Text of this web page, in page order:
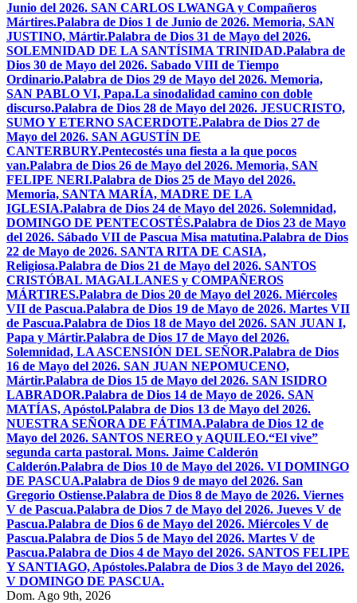
Junio del 2026. SAN CARLOS LWANGA y Compañeros
Mártires.Palabra de Dios 1 de Junio de 2026. Memoria, SAN
JUSTINO, Mártir.Palabra de Dios 31 de Mayo del 2026.
SOLEMNIDAD DE LA SANTÍSIMA TRINIDAD.Palabra de
Dios 30 de Mayo del 2026. Sabado VIII de Tiempo
Ordinario.Palabra de Dios 29 de Mayo del 2026. Memoria,
SAN PABLO VI, Papa.La sinodalidad camino con doble
discurso.Palabra de Dios 28 de Mayo del 2026. JESUCRISTO,
SUMO Y ETERNO SACERDOTE.Palabra de Dios 27 de
Mayo del 2026. SAN AGUSTÍN DE
CANTERBURY.Pentecostés una fiesta a la que pocos
van.Palabra de Dios 26 de Mayo del 2026. Memoria, SAN
FELIPE NERI.Palabra de Dios 25 de Mayo del 2026.
Memoria, SANTA MARÍA, MADRE DE LA
IGLESIA.Palabra de Dios 24 de Mayo del 2026. Solemnidad,
DOMINGO DE PENTECOSTÉS.Palabra de Dios 23 de Mayo
del 2026. Sábado VII de Pascua Misa matutina.Palabra de Dios
22 de Mayo de 2026. SANTA RITA DE CASIA,
Religiosa.Palabra de Dios 21 de Mayo del 2026. SANTOS
CRISTÓBAL MAGALLANES y COMPAÑEROS
MÁRTIRES.Palabra de Dios 20 de Mayo del 2026. Miércoles
VII de Pascua.Palabra de Dios 19 de Mayo de 2026. Martes VII
de Pascua.Palabra de Dios 18 de Mayo del 2026. SAN JUAN I,
Papa y Mártir.Palabra de Dios 17 de Mayo del 2026.
Solemnidad, LA ASCENSIÓN DEL SEÑOR.Palabra de Dios
16 de Mayo del 2026. SAN JUAN NEPOMUCENO,
Mártir.Palabra de Dios 15 de Mayo del 2026. SAN ISIDRO
LABRADOR.Palabra de Dios 14 de Mayo de 2026. SAN
MATÍAS, Apóstol.Palabra de Dios 13 de Mayo del 2026.
NUESTRA SEÑORA DE FÁTIMA.Palabra de Dios 12 de
Mayo del 2026. SANTOS NEREO y AQUILEO.“El vive”
segunda carta pastoral. Mons. Jaime Calderón
Calderón.Palabra de Dios 10 de Mayo del 2026. VI DOMINGO
DE PASCUA.Palabra de Dios 9 de mayo del 2026. San
Gregorio Ostiense.Palabra de Dios 8 de Mayo de 2026. Viernes
V de Pascua.Palabra de Dios 7 de Mayo del 2026. Jueves V de
Pascua.Palabra de Dios 6 de Mayo del 2026. Miércoles V de
Pascua.Palabra de Dios 5 de Mayo del 2026. Martes V de
Pascua.Palabra de Dios 4 de Mayo del 2026. SANTOS FELIPE
Y SANTIAGO, Apóstoles.Palabra de Dios 3 de Mayo del 2026.
V DOMINGO DE PASCUA.
Dom. Ago 9th, 2026